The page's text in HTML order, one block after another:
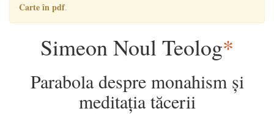
Carte în pdf.
Simeon Noul Teolog*
Parabola despre monahism şi
meditaţia tăcerii